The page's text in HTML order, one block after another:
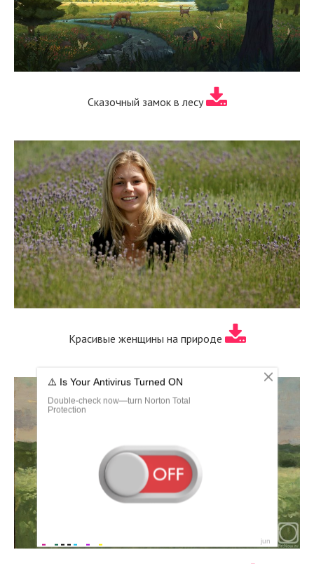
Сказочный замок в лесу
Красивые женщины на природе